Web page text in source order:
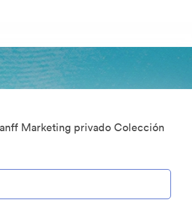
Marketing privado Colección